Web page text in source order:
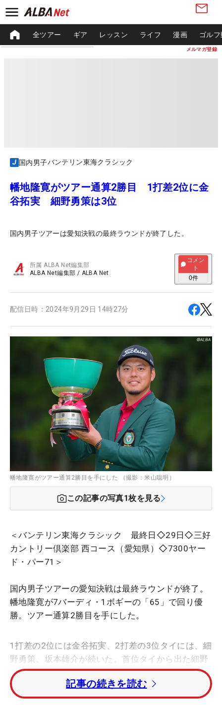
メルマガ登録
全ツアー ギア レッスン ライフ 漫画 ゴル
国内男子バンテリン東海クラシック
幡地隆寛がツアー通算2勝目 1打差2位に金
谷拓実 細野勇策は3位
国内男子ツアーは愛知決戦の最終ラウンドが終了した。
所属ALBA Net編集部
ALBA Net編集部 / ALBA Net
コメン
ト
0件
配信日時： 2024年9月29日 14時27分
幡地隆寛がツアー通算2勝目を手にした （撮影：米山聡明）
この記事の写真1枚を見る
＜バンテリン東海クラシック 最終日◇29日◇三好
カントリー倶楽部 西コース（愛知県）◇7300ヤー
ド・パー71＞
国内男子ツアーの愛知決戦は最終ラウンドが終了。
幡地隆寛が7バーディ・1ボギーの「65」で回り優
勝。ツアー通算2勝目を手にした。
1打差の2位には金谷拓実、2打差の3位タイには、細
野勇策、坂本雄介が続いた。首位タイから出た細野
は33年ぶり2人目の日本人レフティー優勝が懸かっ
ていたが、惜しくも勝利を手にすることはできなか
った。
記事の続きを読む